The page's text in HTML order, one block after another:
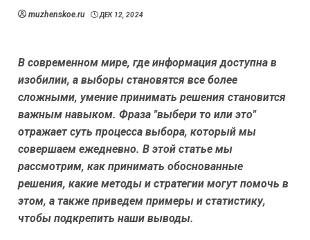
muzhenskoe.ru ДЕК 12, 2024
В современном мире, где информация доступна в
изобилии, а выборы становятся все более
сложными, умение принимать решения становится
важным навыком. Фраза "выбери то или это"
отражает суть процесса выбора, который мы
совершаем ежедневно. В этой статье мы
рассмотрим, как принимать обоснованные
решения, какие методы и стратегии могут помочь в
этом, а также приведем примеры и статистику,
чтобы подкрепить наши выводы.